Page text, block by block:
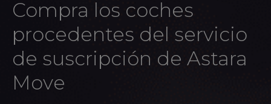
Compra los coches
procedentes del servicio
de suscripción de Astara
Move